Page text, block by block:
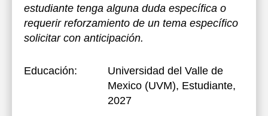
estudiante tenga alguna duda específica o
requerir reforzamiento de un tema específico
solicitar con anticipación.
Educación:
Universidad del Valle de
Mexico (UVM), Estudiante,
2027